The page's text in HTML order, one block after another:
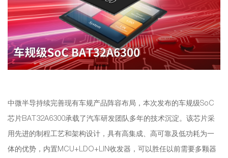
中微半导持续完善现有车规产品阵容布局，本次发布的车规级SoC
芯片BAT32A6300承载了汽车研发团队多年的技术沉淀。该芯片采
用先进的制程工艺和架构设计，具有高集成、高可靠及低功耗为一
体的优势，内置MCU+LDO+LIN收发器，可以胜任以前需要多颗器